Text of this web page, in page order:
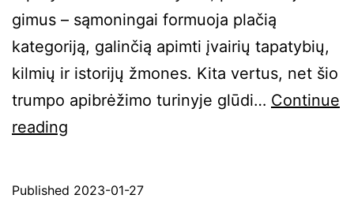
gimus – sąmoningai formuoja plačią
kategoriją, galinčią apimti įvairių tapatybių,
kilmių ir istorijų žmones. Kita vertus, net šio
trumpo apibrėžimo turinyje glūdi… Continue
reading
Published 2023-01-27